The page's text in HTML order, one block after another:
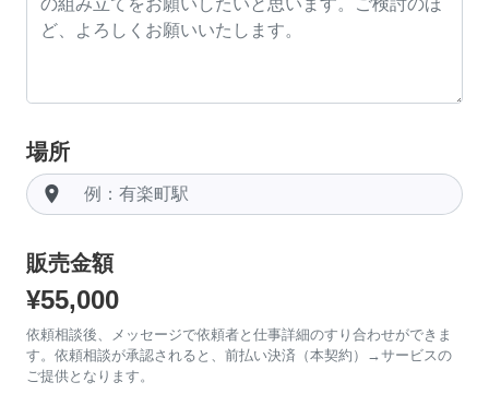
場所
room
販売金額
¥55,000
依頼相談後、メッセージで依頼者と仕事詳細のすり合わせができま
す。依頼相談が承認されると、前払い決済（本契約）→サービスの
ご提供となります。